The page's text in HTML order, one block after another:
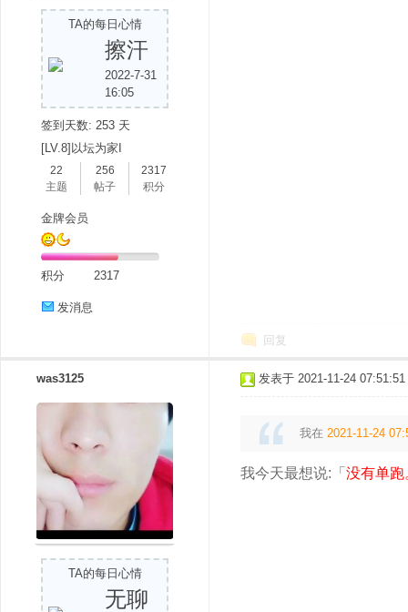
TA的每日心情
擦汗
2022-7-31
16:05
签到天数: 253 天
[LV.8]以坛为家I
22
主题
256
帖子
2317
积分
金牌会员
积分 2317
发消息
回复
was3125
TA的每日心情
无聊
发表于 2021-11-24 07:51:51
我在 2021-11-24
我今天最想说:「 没有单跑